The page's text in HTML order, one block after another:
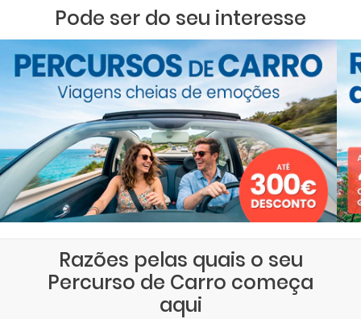
Pode ser do seu interesse
Razões pelas quais o seu
Percurso de Carro começa
aqui